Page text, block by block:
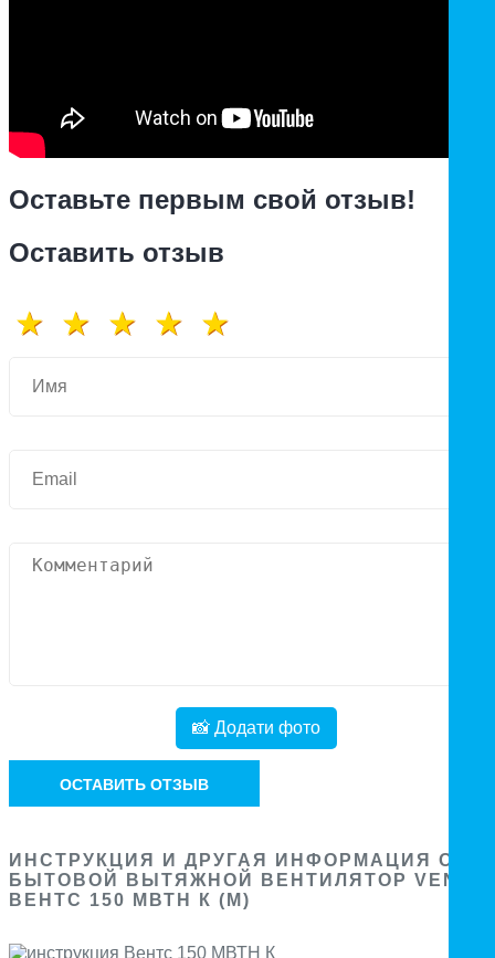
Оставьте первым свой отзыв!
Оставить отзыв
📸 Додати фото
ОСТАВИТЬ ОТЗЫВ
ИНСТРУКЦИЯ И ДРУГАЯ ИНФОРМАЦИЯ О
БЫТОВОЙ ВЫТЯЖНОЙ ВЕНТИЛЯТОР VENTS
ВЕНТС 150 МВТН К (М)